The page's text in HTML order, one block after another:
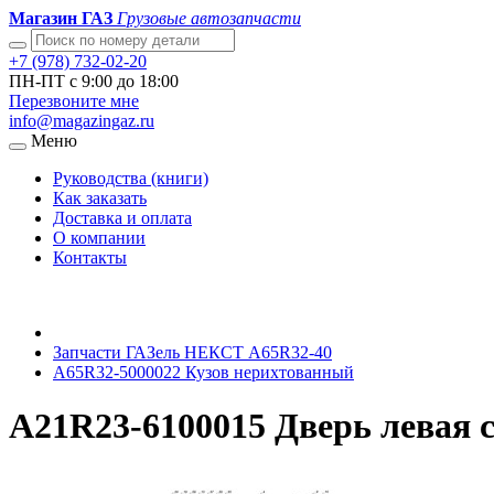
Магазин ГАЗ Грузовые автозапчасти
+7 (978) 732-02-20
ПН-ПТ с 9:00 до 18:00
Перезвоните мне
info@magazingaz.ru
Меню
Руководства (книги)
Как заказать
Доставка и оплата
О компании
Контакты
Запчасти ГАЗель НЕКСТ A65R32-40
A65R32-5000022 Кузов нерихтованный
А21R23-6100015 Дверь левая